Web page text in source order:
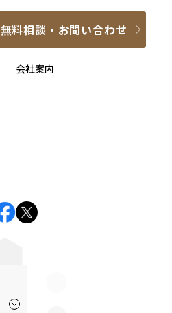
無料相談・お問い合わせ
会社案内